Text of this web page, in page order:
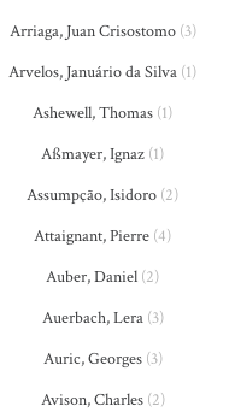
Arriaga, Juan Crisostomo(3)
Arvelos, Januário da Silva (1)
Ashewell, Thomas (1)
Aßmayer, Ignaz (1)
Assumpção, Isidoro (2)
Attaignant, Pierre (4)
Auber, Daniel (2)
Auerbach, Lera(3)
Auric, Georges(3)
Avison, Charles(2)